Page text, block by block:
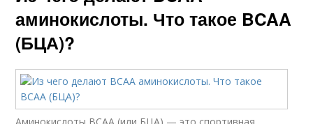
аминокислоты. Что такое BCAA
(БЦА)?